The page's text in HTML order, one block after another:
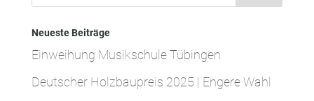
Neueste Beiträge
Einweihung Musikschule Tübingen
Deutscher Holzbaupreis 2025 | Engere Wahl